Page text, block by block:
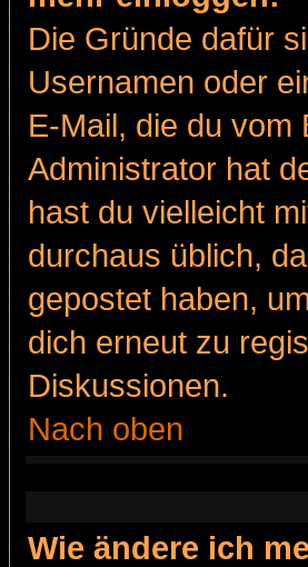
Die Gründe dafür
Usernamen oder
E-Mail, die du
Administrator hat
hast du vielleicht
durchaus üblich,
gepostet haben,
dich erneut zu
Diskussionen.
Nach oben
Wie ändere ich